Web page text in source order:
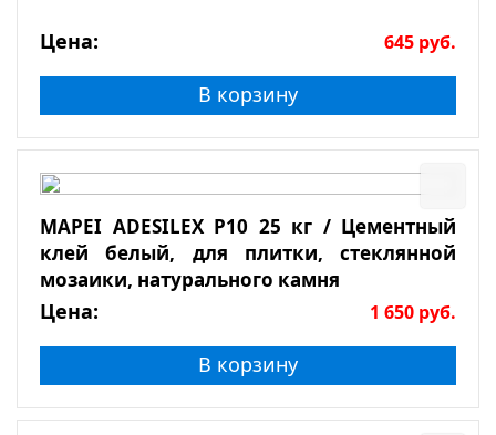
Цена: 645 руб.
В корзину
MAPEI ADESILEX P10 25 кг / Цементный
клей белый, для плитки, стеклянной
мозаики, натурального камня
Цена: 1 650 руб.
В корзину